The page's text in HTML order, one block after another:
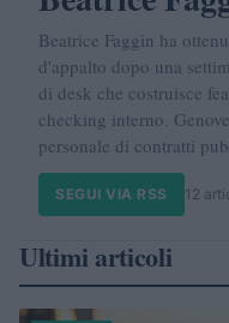
Beatrice Faggin ha
d'appalto dopo una
di desk che costruisce
checking interno.
personale di contratti
SEGUI VIA RSS 12
Ultimi articoli